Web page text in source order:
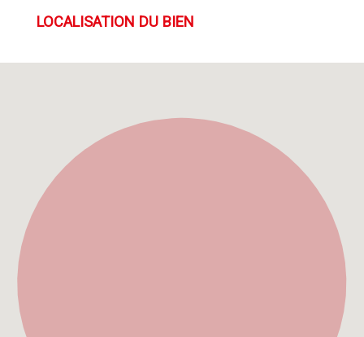
LOCALISATION DU BIEN